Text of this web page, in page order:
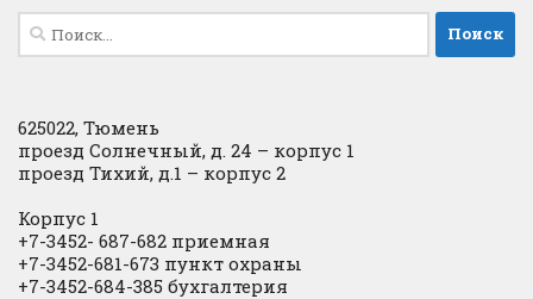
Найти:
625022, Тюмень
проезд Солнечный, д. 24 – корпус 1
проезд Тихий, д.1 – корпус 2
Корпус 1
+7-3452- 687-682 приемная
+7-3452-681-673 пункт охраны
+7-3452-684-385 бухгалтерия